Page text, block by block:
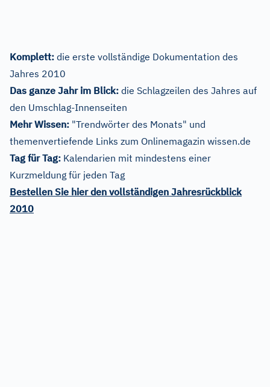
Komplett: die erste vollständige Dokumentation des
Jahres 2010
Das ganze Jahr im Blick: die Schlagzeilen des Jahres auf
den Umschlag-Innenseiten
Mehr Wissen: "Trendwörter des Monats" und
themenvertiefende Links zum Onlinemagazin wissen.de
Tag für Tag: Kalendarien mit mindestens einer
Kurzmeldung für jeden Tag
Bestellen Sie hier den vollständigen Jahresrückblick
2010